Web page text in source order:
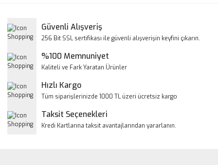
Yorum Yaz
Ürün resmi kalitesiz, bozuk veya görüntülenemiyor.
Ürün bilgilerinde hatalar bulunuyor.
Bu ürüne benzer farklı alternatifler olmalı.
Güvenli Alışveriş
256 Bit SSL sertifikası ile güvenli alışverişin keyfini çıkarın.
%100 Memnuniyet
Kaliteli ve Fark Yaratan Ürünler
Hızlı Kargo
Tüm siparişlerinizde 1000 TL üzeri ücretsiz kargo
Taksit Seçenekleri
Kredi Kartlarına taksit avantajlarından yararlanın.